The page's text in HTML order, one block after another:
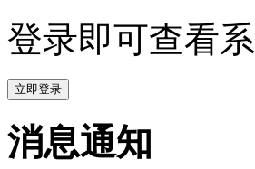
登录即可查看
立即登录
消息通知